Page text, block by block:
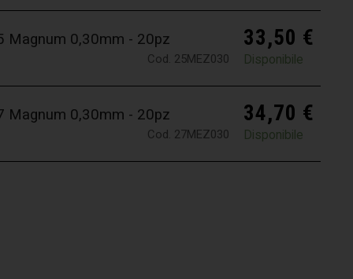
Magnum 0,30mm - 20pz
Cod. 25MEZ030
33,50 €
Disponibile
Magnum 0,30mm - 20pz
Cod. 27MEZ030
34,70 €
Disponibile